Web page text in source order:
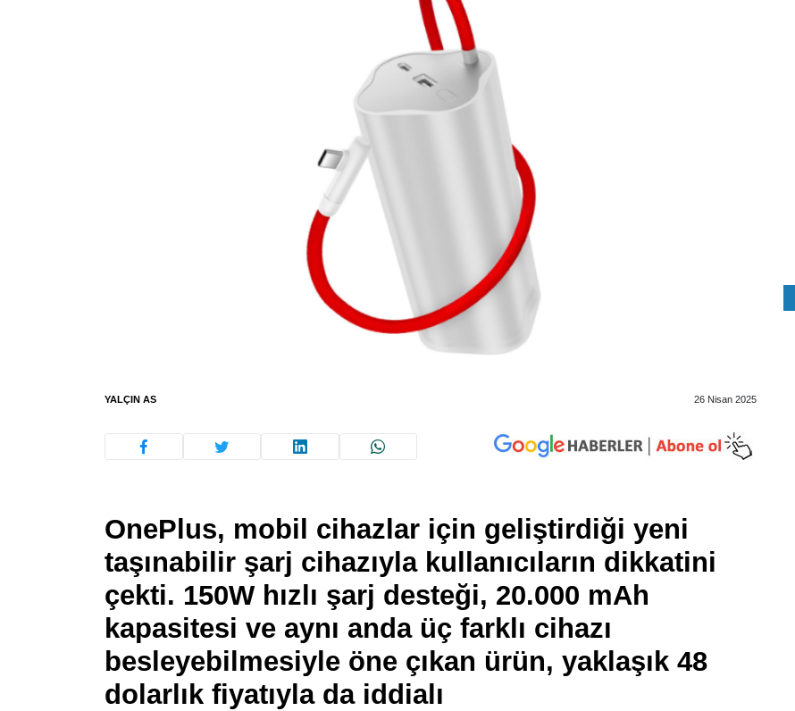
YALÇIN AS 26 Nisan 2025
OnePlus, mobil cihazlar için geliştirdiği yeni
taşınabilir şarj cihazıyla kullanıcıların dikkatini
çekti. 150W hızlı şarj desteği, 20.000 mAh
kapasitesi ve aynı anda üç farklı cihazı
besleyebilmesiyle öne çıkan ürün, yaklaşık 48
dolarlık fiyatıyla da iddialı